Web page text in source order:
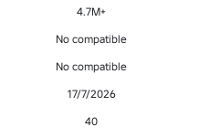
4.7M+
No compatible
No compatible
17/7/2026
40